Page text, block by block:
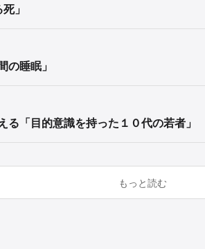
」
の睡眠」
「目的意識を持った１０代の若者」
もっと読む